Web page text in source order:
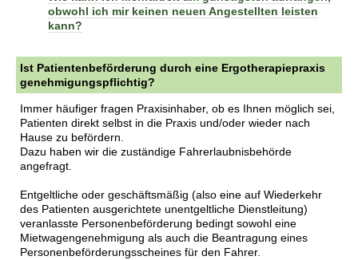
obwohl ich mir keinen neuen Angestellten leisten
kann?
Ist Patientenbeförderung durch eine Ergotherapiepraxis
genehmigungspflichtig?
Immer häufiger fragen Praxisinhaber, ob es Ihnen möglich sei,
Patienten direkt selbst in die Praxis und/oder wieder nach
Hause zu befördern.
Dazu haben wir die zuständige Fahrerlaubnisbehörde
angefragt.
Entgeltliche oder geschäftsmäßig (also eine auf Wiederkehr
des Patienten ausgerichtete unentgeltliche Dienstleitung)
veranlasste Personenbeförderung bedingt sowohl eine
Mietwagengenehmigung als auch die Beantragung eines
Personenbeförderungsscheines für den Fahrer.